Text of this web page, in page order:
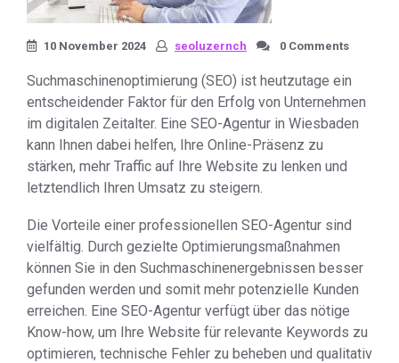
10 November 2024 seoluzernch 0 Comments
Suchmaschinenoptimierung (SEO) ist heutzutage ein
entscheidender Faktor für den Erfolg von Unternehmen
im digitalen Zeitalter. Eine SEO-Agentur in Wiesbaden
kann Ihnen dabei helfen, Ihre Online-Präsenz zu
stärken, mehr Traffic auf Ihre Website zu lenken und
letztendlich Ihren Umsatz zu steigern.
Die Vorteile einer professionellen SEO-Agentur sind
vielfältig. Durch gezielte Optimierungsmaßnahmen
können Sie in den Suchmaschinenergebnissen besser
gefunden werden und somit mehr potenzielle Kunden
erreichen. Eine SEO-Agentur verfügt über das nötige
Know-how, um Ihre Website für relevante Keywords zu
optimieren, technische Fehler zu beheben und qualitativ